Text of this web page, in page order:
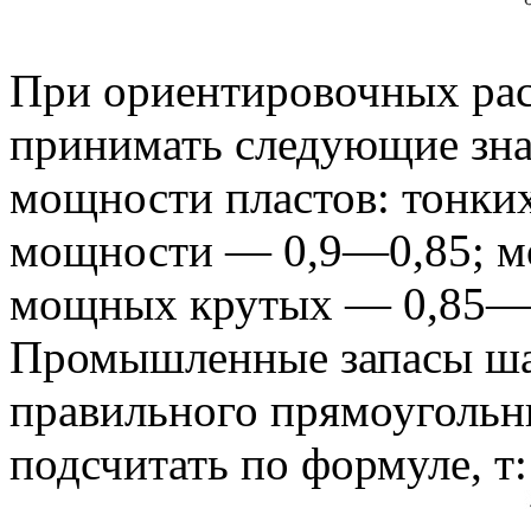
При ориентировочных
принимать следующие
мощности пластов:
мощности — 0,9—0,85;
мощных крутых —
Промышленные запасы
правильного
подсчитать по формуле, т: